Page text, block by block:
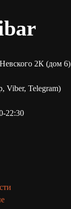
2К (дом 6)
Viber, Telegram)
22:30